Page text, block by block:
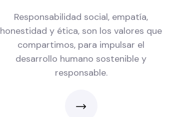
Responsabilidad social, empatía,
honestidad y ética, son los valores que
compartimos, para impulsar el
desarrollo humano sostenible y
responsable.